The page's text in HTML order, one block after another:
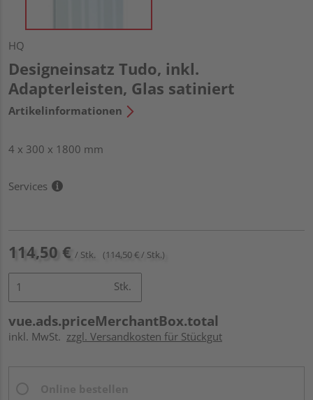
HQ
Designeinsatz Tudo, inkl.
Adapterleisten, Glas satiniert
Artikelinformationen
4 x 300 x 1800 mm
Services
114,50 € / Stk. (114,50 € / Stk.)
Stk.
vue.ads.priceMerchantBox.total
inkl. MwSt. zzgl. Versandkosten für Stückgut